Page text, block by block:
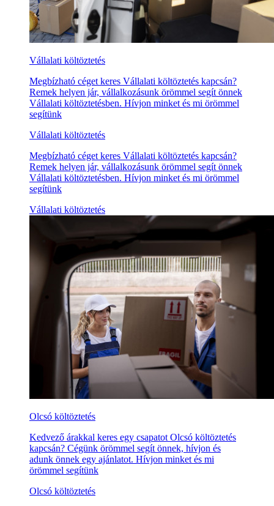
Vállalati költöztetés
Megbízható céget keres Vállalati költöztetés kapcsán?
Remek helyen jár, vállalkozásunk örömmel segít önnek
Vállalati költöztetésben. Hívjon minket és mi örömmel
segítünk
Vállalati költöztetés
Megbízható céget keres Vállalati költöztetés kapcsán?
Remek helyen jár, vállalkozásunk örömmel segít önnek
Vállalati költöztetésben. Hívjon minket és mi örömmel
segítünk
Vállalati költöztetés
Olcsó költöztetés
Kedvező árakkal keres egy csapatot Olcsó költöztetés
kapcsán? Cégünk örömmel segít önnek, hívjon és
adunk önnek egy ajánlatot. Hívjon minket és mi
örömmel segítünk
Olcsó költöztetés